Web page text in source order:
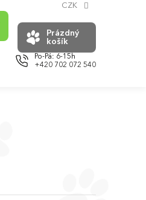
+420 702 072 540
CZK
NÁKUPNÍ
KOŠÍK
Prázdný
košík